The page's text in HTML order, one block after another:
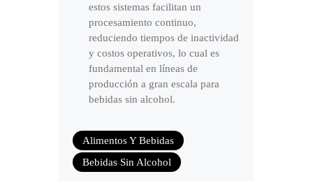
estos sistemas facilitan un
procesamiento continuo,
reduciendo tiempos de inactividad
y costos operativos, lo cual es
fundamental en líneas de
producción a gran escala para
bebidas sin alcohol.
Alimentos Y Bebidas
Bebidas Sin Alcohol